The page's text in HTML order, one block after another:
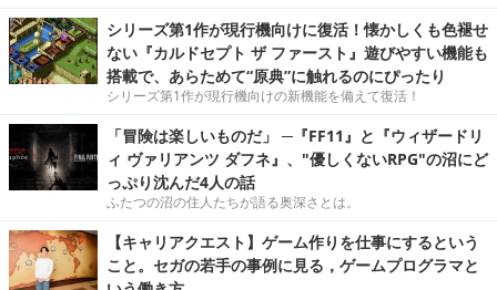
シリーズ第1作が現行機向けに復活！懐かしくも色褪せ
ない『カルドセプト ザ ファースト』遊びやすい機能も
搭載で、あらためて“原典”に触れるのにぴったり
シリーズ第1作が現行機向けの新機能を備えて復活！
「冒険は楽しいものだ」 ─『FF11』と『ウィザードリ
ィ ヴァリアンツ ダフネ』、"優しくないRPG"の沼にど
っぷり沈んだ4人の話
ふたつの沼の住人たちが語る奥深さとは。
【キャリアクエスト】ゲーム作りを仕事にするという
こと。セガの若手の事例に見る，ゲームプログラマと